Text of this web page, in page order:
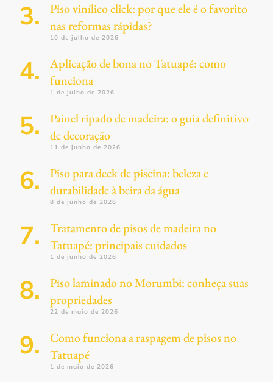
Piso vinílico click: por que ele é o favorito
nas reformas rápidas?
10 de julho de 2026
Aplicação de bona no Tatuapé: como
funciona
1 de julho de 2026
Painel ripado de madeira: o guia definitivo
de decoração
11 de junho de 2026
Piso para deck de piscina: beleza e
durabilidade à beira da água
8 de junho de 2026
Tratamento de pisos de madeira no
Tatuapé: principais cuidados
1 de junho de 2026
Piso laminado no Morumbi: conheça suas
propriedades
22 de maio de 2026
Como funciona a raspagem de pisos no
Tatuapé
1 de maio de 2026